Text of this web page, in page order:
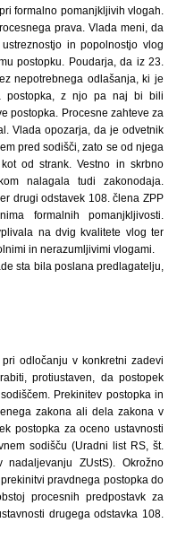
formalno pomanjkljivih vlogah.
prava. Vlada meni, da
in popolnostjo vlog
postopku. Poudarja, da iz 23.
nepotrebnega odlašanja, ki je
postopka, z njo pa naj bi bili
postopka. Procesne zahteve za
Vlada opozarja, da je odvetnik
pred sodišči, zato se od njega
od strank. Vestno in skrbno
nalagala tudi zakonodaja.
drugi odstavek 108. člena ZPP
formalnih pomanjkljivosti.
na dvig kvalitete vlog ter
in nerazumljivimi vlogami.
sta bila poslana predlagatelju,
odločanju v konkretni zadevi
protiustaven, da postopek
Prekinitev postopka in
zakona ali dela zakona v
postopka za oceno ustavnosti
sodišču (Uradni list RS, št.
ZUstS). Okrožno
pravdnega postopka do
procesnih predpostavk za
drugega odstavka 108.